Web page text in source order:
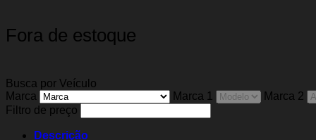
Fora de estoque
Busca por Veículo
Marca
Marca 1
Marca 2
Filtro de preço
Descrição